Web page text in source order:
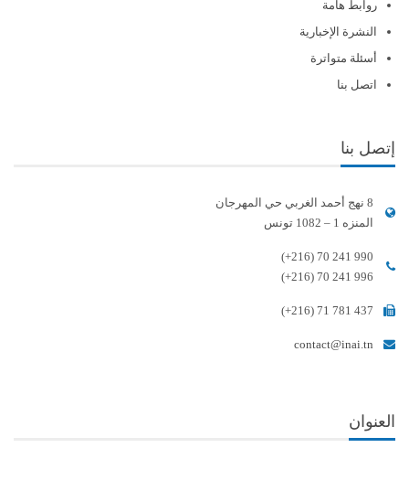
روابط هامة
النشرة الإخبارية
أسئلة متواترة
اتصل بنا
إتصل بنا
8 نهج أحمد الغربي حي المهرجان
المنزه 1 – 1082 تونس
(+216) 70 241 990
(+216) 70 241 996
(+216) 71 781 437
contact@inai.tn
العنوان